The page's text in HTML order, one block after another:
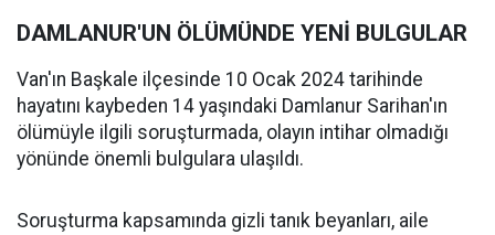
DAMLANUR'UN ÖLÜMÜNDE YENİ BULGULAR
Van'ın Başkale ilçesinde 10 Ocak 2024 tarihinde
hayatını kaybeden 14 yaşındaki Damlanur Sarihan'ın
ölümüyle ilgili soruşturmada, olayın intihar olmadığı
yönünde önemli bulgulara ulaşıldı.
Soruşturma kapsamında gizli tanık beyanları, aile